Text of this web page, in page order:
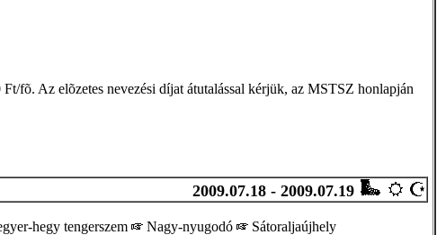
fõ. Az elõzetes nevezési díjat átutalással kérjük, az MSTSZ honlapján
2009.07.18 - 2009.07.19
hegy tengerszem Nagy-nyugodó
Sátoraljaújhely